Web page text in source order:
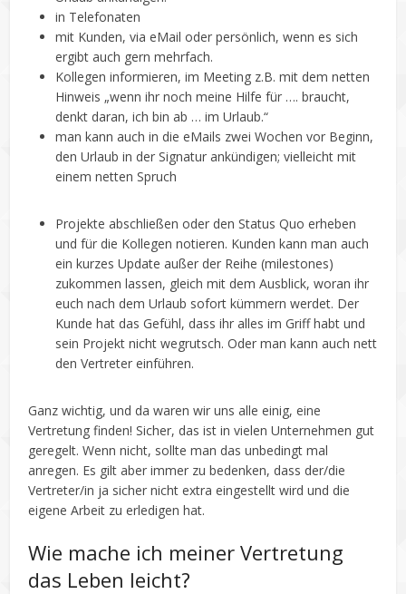
in Telefonaten
mit Kunden, via eMail oder persönlich, wenn es sich
ergibt auch gern mehrfach.
Kollegen informieren, im Meeting z.B. mit dem netten
Hinweis „wenn ihr noch meine Hilfe für …. braucht,
denkt daran, ich bin ab … im Urlaub.“
man kann auch in die eMails zwei Wochen vor Beginn,
den Urlaub in der Signatur ankündigen; vielleicht mit
einem netten Spruch
Projekte abschließen oder den Status Quo erheben
und für die Kollegen notieren. Kunden kann man auch
ein kurzes Update außer der Reihe (milestones)
zukommen lassen, gleich mit dem Ausblick, woran ihr
euch nach dem Urlaub sofort kümmern werdet. Der
Kunde hat das Gefühl, dass ihr alles im Griff habt und
sein Projekt nicht wegrutsch. Oder man kann auch nett
den Vertreter einführen.
Ganz wichtig, und da waren wir uns alle einig, eine
Vertretung finden! Sicher, das ist in vielen Unternehmen gut
geregelt. Wenn nicht, sollte man das unbedingt mal
anregen. Es gilt aber immer zu bedenken, dass der/die
Vertreter/in ja sicher nicht extra eingestellt wird und die
eigene Arbeit zu erledigen hat.
Wie mache ich meiner Vertretung
das Leben leicht?